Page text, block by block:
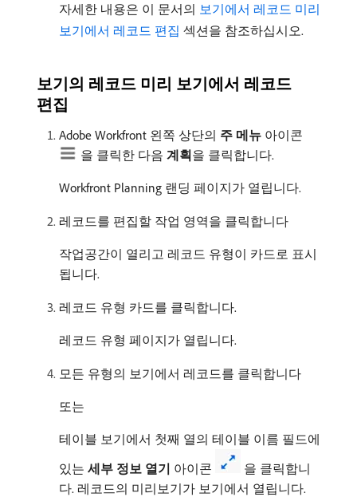
자세한 내용은 이 문서의 보기에서 레코드 미리
보기에서 레코드 편집 섹션을 참조하십시오.
보기의 레코드 미리 보기에서 레코드
편집
Adobe Workfront 왼쪽 상단의 주 메뉴 아이콘
을 클릭한 다음 계획​을 클릭합니다.
Workfront Planning 랜딩 페이지가 열립니다.
레코드를 편집할 작업 영역을 클릭합니다
작업공간이 열리고 레코드 유형이 카드로 표시
됩니다.
레코드 유형 카드를 클릭합니다.
레코드 유형 페이지가 열립니다.
모든 유형의 보기에서 레코드를 클릭합니다
또는
테이블 보기에서 첫째 열의 테이블 이름 필드에
있는 세부 정보 열기 아이콘
을 클릭합니
다. 레코드의 미리보기가 보기에서 열립니다.